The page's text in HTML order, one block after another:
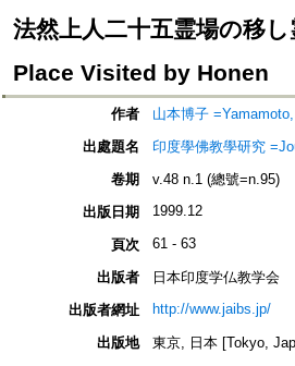
法然上人二十五霊場の移
Place Visited by Honen
作者
山本博子
出處題名
印度學佛教學研究
卷期
v.48 n.1 (總號=n.95)
出版日期
1999.12
頁次 61 - 63
出版者
日本印度学仏教学会
出版者網址
http://www.jaibs.jp/
出版地
東京, 日本 [Tokyo,